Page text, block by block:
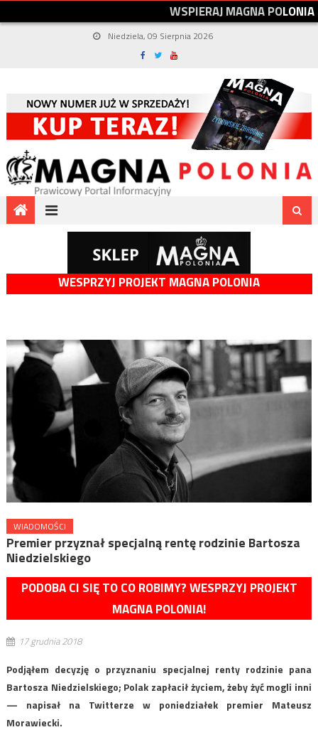
WSPIERAJMAGNAPOLONIA
Niedziela, 09 Sierpnia 2026
WESPRZYJ PROJEKT MAGNA POLONIA
WIADOMOŚCI
Premier przyznał specjalną rentę rodzinie Bartosza
Niedzielskiego
PODOBA CI SIĘ TO CO ROBIMY? WESPRZYJ PROJEKT
MAGNA POLONIA!
17 grudnia 2018
Podjąłem decyzję o przyznaniu specjalnej renty rodzinie pana
Bartosza Niedzielskiego; Polak zapłacił życiem, żeby żyć mogli inni
— napisał na Twitterze w poniedziałek premier Mateusz
Morawiecki.